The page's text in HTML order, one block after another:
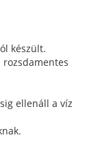
készült.
rozsdamentes
ellenáll a víz